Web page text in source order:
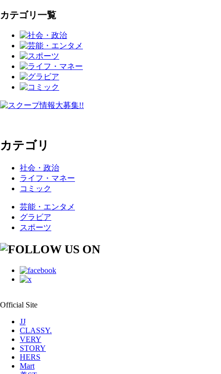
カテゴリ一覧
カテゴリ
社会・政治
ライフ・マネー
コミック
芸能・エンタメ
グラビア
スポーツ
Official Site
JJ
CLASSY.
VERY
STORY
HERS
Mart